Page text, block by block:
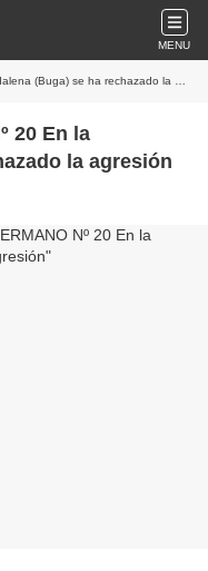
MENU
(Buga) se ha rechazado la agresión
20 En la
la agresión